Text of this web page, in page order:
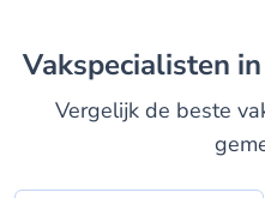
Vakspecialisten
Vergelijk de beste